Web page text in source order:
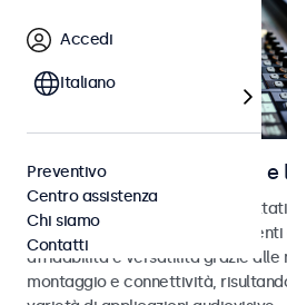
Schermi per l’audiovisivo
Monitor e schermi touch
audiovisivi professionali e
affidabilità e versatilità grazie alle
montaggio e connettività,
Accedi
Italiano
Preventivo
Centro assistenza
Chi siamo
Contatti